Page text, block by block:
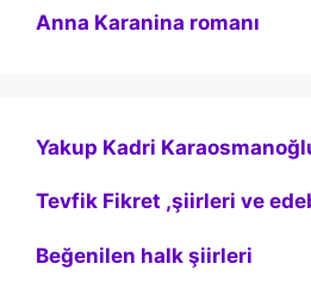
Anna Karanina romanı
Yakup Kadri
Tevfik Fikret ,şiirleri ve
Beğenilen halk şiirleri